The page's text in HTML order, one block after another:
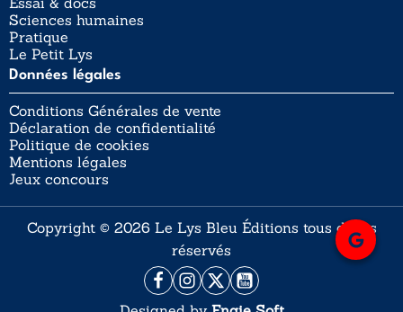
Sciences humaines
Pratique
Le Petit Lys
Données légales
Conditions Générales de vente
Déclaration de confidentialité
Politique de cookies
Mentions légales
Jeux concours
Copyright © 2026 Le Lys Bleu Éditions tous droits
réservés